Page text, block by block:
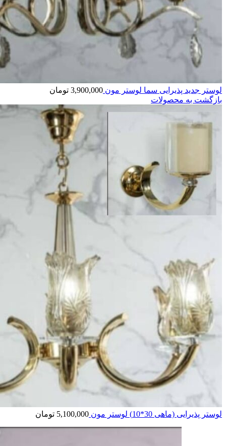
لوستر جدید پذیرایی سما لوستر مون 3,900,000 تومان
بازگشت به محصولات
لوستر پذیرایی (ماهی 30*10) لوستر مون 5,100,000 تومان